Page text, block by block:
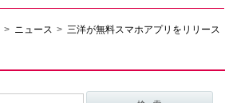
ニュース 三洋が無料スマホアプリをリリース